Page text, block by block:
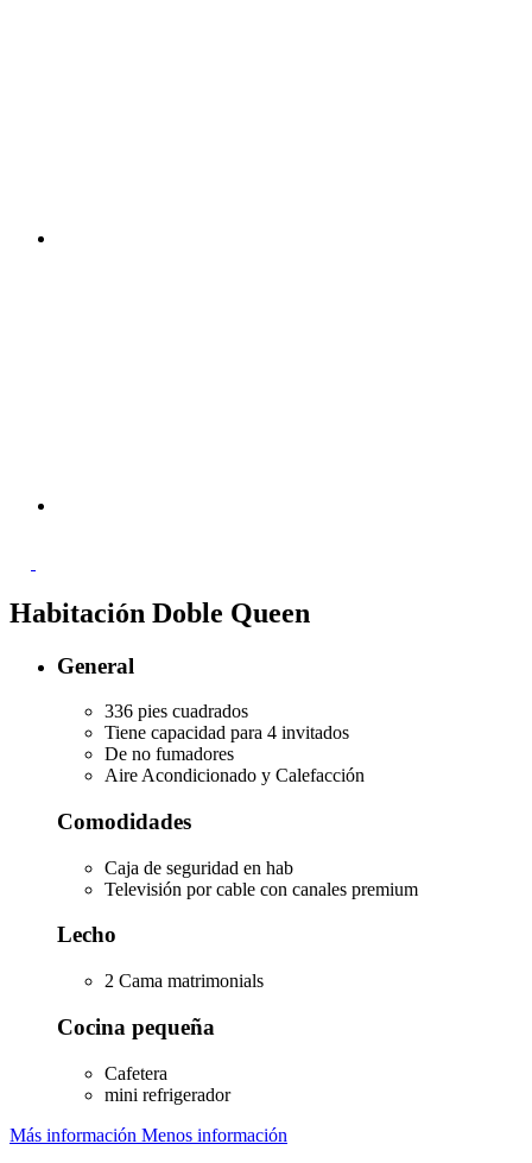
Habitación Doble Queen
General
336 pies cuadrados
Tiene capacidad para 4 invitados
De no fumadores
Aire Acondicionado y Calefacción
Comodidades
Caja de seguridad en hab
Televisión por cable con canales premium
Lecho
2 Cama matrimonials
Cocina pequeña
Cafetera
mini refrigerador
Más información Menos información